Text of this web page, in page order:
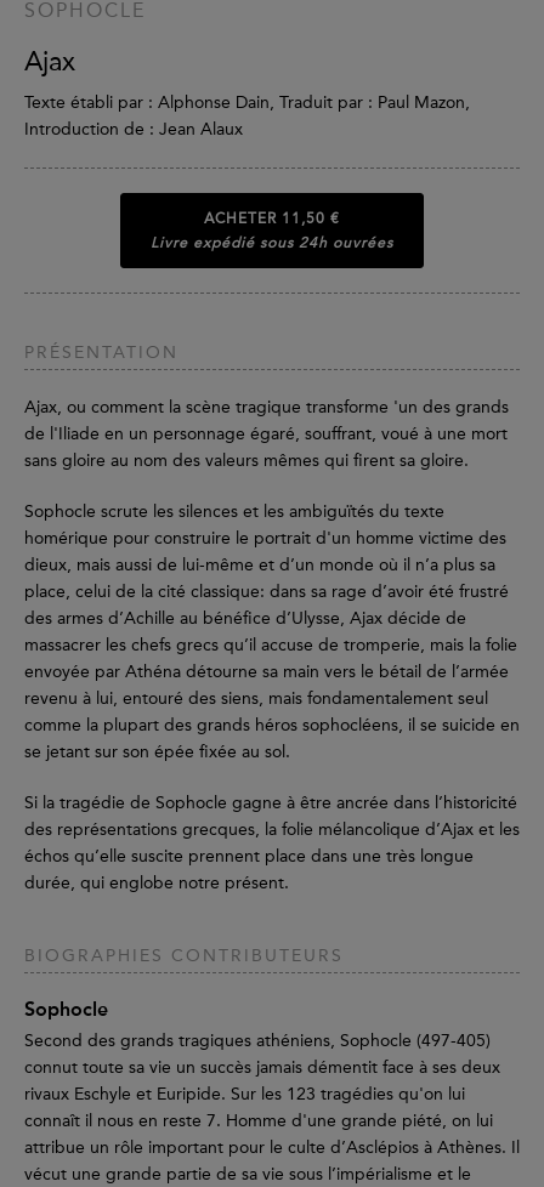
SOPHOCLE
Ajax
Texte établi par : Alphonse Dain, Traduit par : Paul Mazon,
Introduction de : Jean Alaux
ACHETER 11,50 €
Livre expédié sous 24h ouvrées
PRÉSENTATION
Ajax, ou comment la scène tragique transforme 'un des grands
de l'Iliade en un personnage égaré, souffrant, voué à une mort
sans gloire au nom des valeurs mêmes qui firent sa gloire.
Sophocle scrute les silences et les ambiguïtés du texte
homérique pour construire le portrait d'un homme victime des
dieux, mais aussi de lui-même et d’un monde où il n’a plus sa
place, celui de la cité classique: dans sa rage d’avoir été frustré
des armes d’Achille au bénéfice d’Ulysse, Ajax décide de
massacrer les chefs grecs qu’il accuse de tromperie, mais la folie
envoyée par Athéna détourne sa main vers le bétail de l’armée
revenu à lui, entouré des siens, mais fondamentalement seul
comme la plupart des grands héros sophocléens, il se suicide en
se jetant sur son épée fixée au sol.
Si la tragédie de Sophocle gagne à être ancrée dans l’historicité
des représentations grecques, la folie mélancolique d’Ajax et les
échos qu’elle suscite prennent place dans une très longue
durée, qui englobe notre présent.
BIOGRAPHIES CONTRIBUTEURS
Sophocle
Second des grands tragiques athéniens, Sophocle (497-405)
connut toute sa vie un succès jamais démentit face à ses deux
rivaux Eschyle et Euripide. Sur les 123 tragédies qu'on lui
connaît il nous en reste 7. Homme d'une grande piété, on lui
attribue un rôle important pour le culte d’Asclépios à Athènes. Il
vécut une grande partie de sa vie sous l’impérialisme et le